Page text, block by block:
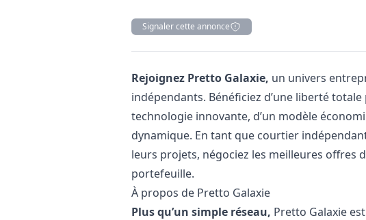
Signaler cette annonce
Description
Rejoignez Pretto Galaxie, un univers
indépendants. Bénéficiez d’une liberté
technologie innovante, d’un modèle
dynamique. En tant que courtier
leurs projets, négociez les meilleures offres
portefeuille.
À propos de Pretto Galaxie
Plus qu’un simple réseau, Pretto Galaxie